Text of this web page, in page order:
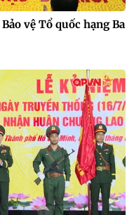
vệ Tổ quốc hạng Ba